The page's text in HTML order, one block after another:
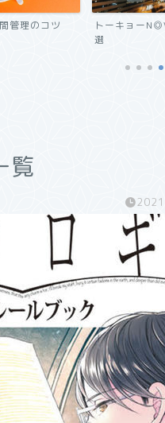
管理のコツ
トーキョー
選
覧